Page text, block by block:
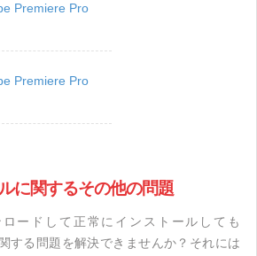
Premiere Pro
Premiere Pro
に関するその他の問題
ードして正常にインストールしても
する問題を解決できませんか？それには